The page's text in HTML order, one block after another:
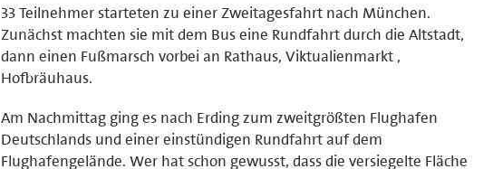
33 Teilnehmer starteten zu einer Zweitagesfahrt nach München.
Zunächst machten sie mit dem Bus eine Rundfahrt durch die Altstadt,
dann einen Fußmarsch vorbei an Rathaus, Viktualienmarkt ,
Hofbräuhaus.
Am Nachmittag ging es nach Erding zum zweitgrößten Flughafen
Deutschlands und einer einstündigen Rundfahrt auf dem
Flughafengelände. Wer hat schon gewusst, dass die versiegelte Fläche